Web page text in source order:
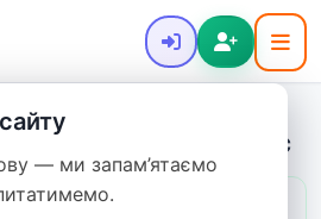
— ми запам’ятаємо
для вас
зазвичай147 671–1 123 095 ₴